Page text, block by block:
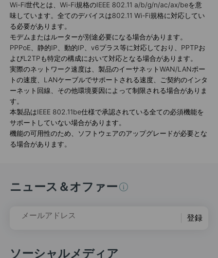
Wi-Fi世代とは、Wi-Fi規格のIEEE 802.11 a/b/g/n/ac/ax/beを意
味しています。全てのデバイスは802.11 Wi-Fi規格に対応してい
る必要があります。
モデムまたはルーターが別途必要になる場合があります。
PPPoE、静的IP、動的IP、v6プラス等に対応しており、PPTPお
よびL2TPも特定の構成において対応となる場合があります。
実際のネットワーク速度は、製品のイーサネットWAN/LANポー
トの速度、LANケーブルでサポートされる速度、ご契約のインタ
ーネット回線、その他環境要因によって制限される場合がありま
す。
本製品はIEEE 802.11be仕様で承認されている全ての必須機能を
サポートしていない場合があります。
機能の可用性のため、ソフトウェアのアップグレードが必要とな
る場合があります。
ニュース＆オファー
メールアドレス 登録
ソーシャルメディア